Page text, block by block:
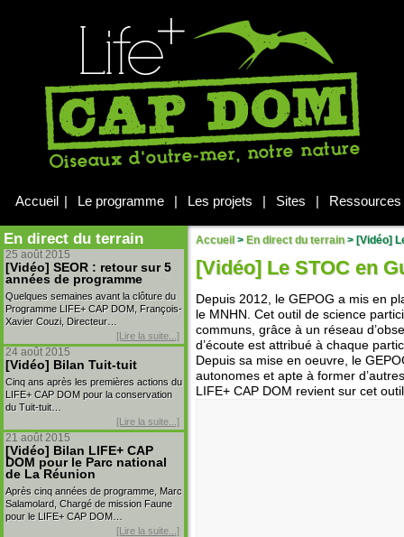
Accueil | Le programme | Les projets | Sites | Ressources
En direct du terrain
25 août 2015
[Vidéo] SEOR : retour sur 5
années de programme
Quelques semaines avant la clôture du
Programme LIFE+ CAP DOM, François-
Xavier Couzi, Directeur…
[Lire la suite...]
24 août 2015
[Vidéo] Bilan Tuit-tuit
Cinq ans après les premières actions du
LIFE+ CAP DOM pour la conservation
du Tuit-tuit…
[Lire la suite...]
21 août 2015
[Vidéo] Bilan LIFE+ CAP
DOM pour le Parc national
de La Réunion
Après cinq années de programme, Marc
Salamolard, Chargé de mission Faune
pour le LIFE+ CAP DOM…
[Lire la suite...]
Accueil > En direct du terrain >[Vidéo]
[Vidéo] Le STOC en
Depuis 2012, le GEPOG a mis en
le MNHN. Cet outil de science
communs, grâce à un réseau
d’écoute est attribué à chaque
Depuis sa mise en oeuvre, le
autonomes et apte à former
LIFE+ CAP DOM revient sur cet